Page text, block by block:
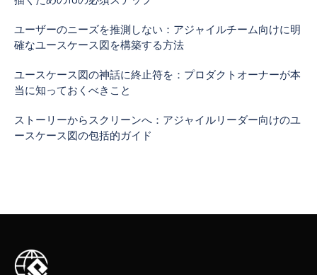
ユーザーのニーズを推測しない：アジャイルチーム向けに明
確なユースケース図を構築する方法
ユースケース図の神話に終止符を：プロダクトオーナーが本
当に知っておくべきこと
ストーリーからスクリーンへ：アジャイルリーダー向けのユ
ースケース図の包括的ガイド